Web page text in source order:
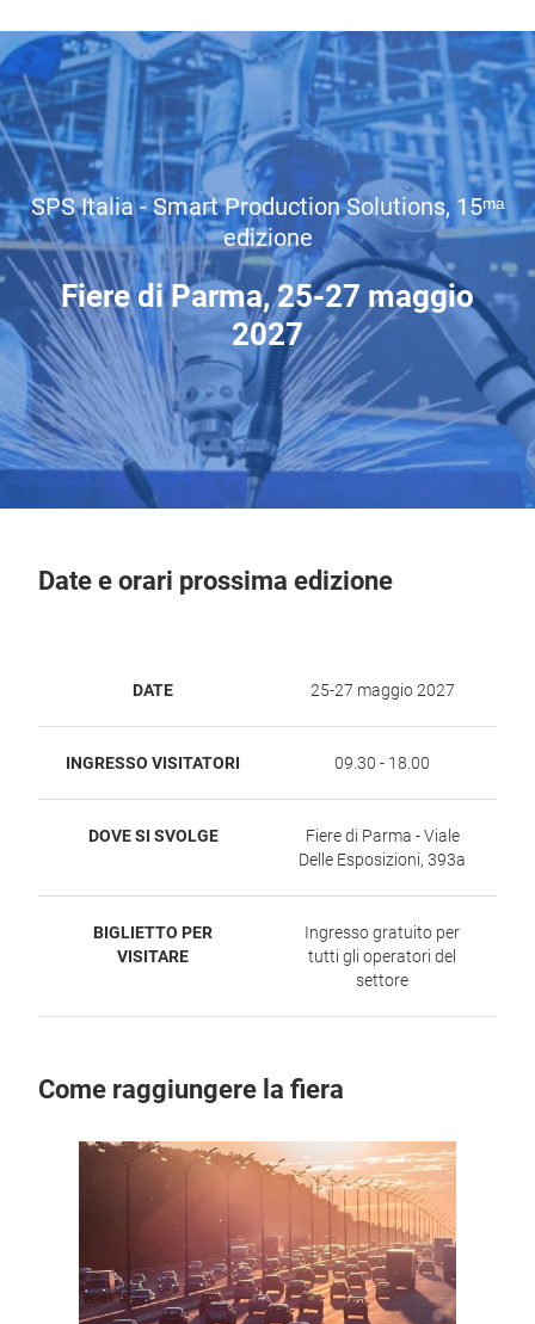
SPS Italia - Smart Production Solutions, 15ᵐᵃ
edizione
Fiere di Parma, 25-27 maggio
2027
Date e orari prossima edizione
DATE 25-27 maggio 2027
INGRESSO VISITATORI 09.30 - 18.00
DOVE SI SVOLGE
Fiere di Parma - Viale
Delle Esposizioni, 393a
BIGLIETTO PER
VISITARE
Ingresso gratuito per
tutti gli operatori del
settore
Come raggiungere la fiera
Autobus
Il bus è un servizio gestito
comune di Parma e
gratuito (€ 1,70). La